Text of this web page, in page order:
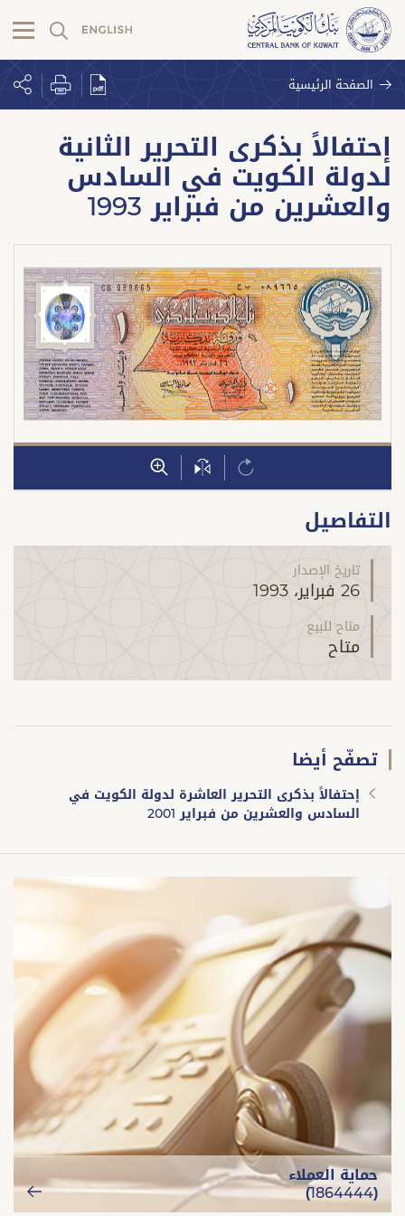
الصفحة الرئيسية
إحتفالاً بذكرى التحرير الثانية
لدولة الكويت في السادس
والعشرين من فبراير 1993
التفاصيل
تاريخ الإصدار
26 فبراير، 1993
متاح للبيع
متاح
تصفّح أيضا
إحتفالاً بذكرى التحرير العاشرة لدولة الكويت في
السادس والعشرين من فبراير 2001
حماية العملاء
(1864444)